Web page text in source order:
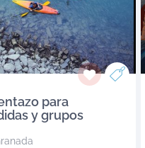
para
y grupos